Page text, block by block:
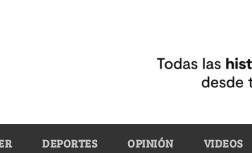
DEPORTES OPINIÓN VIDEOS